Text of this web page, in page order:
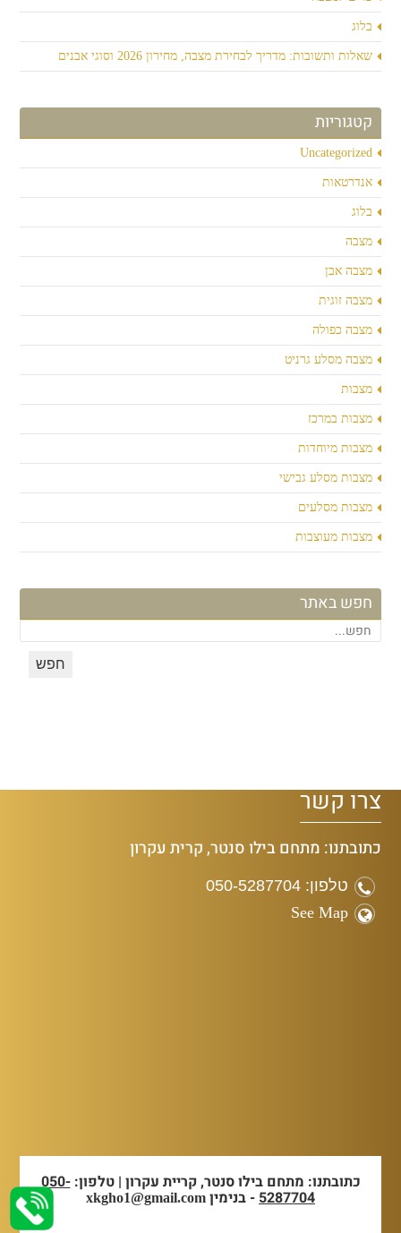
בלוג
שאלות ותשובות: מדריך לבחירת מצבה, מחירון 2026 וסוגי אבנים
קטגוריות
Uncategorized
אנדרטאות
בלוג
מצבה
מצבה אבן
מצבה זוגית
מצבה כפולה
מצבה מסלע גרניט
מצבות
מצבות במרכז
מצבות מיוחדות
מצבות מסלע גבישי
מצבות מסלעים
מצבות מעוצבות
חפש באתר
צרו קשר
כתובתנו: מתחם בילו סנטר, קרית עקרון
טלפון: 050-5287704
See Map
כתובתנו: מתחם בילו סנטר, קריית עקרון | טלפון:050-
5287704- בנימין xkgho1@gmail.com